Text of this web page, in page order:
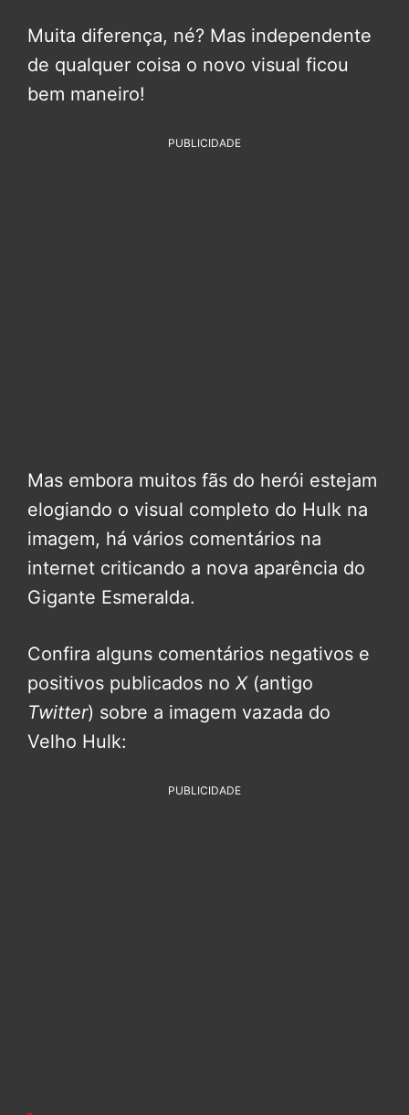
Muita diferença, né? Mas independente
de qualquer coisa o novo visual ficou
bem maneiro!
PUBLICIDADE
Mas embora muitos fãs do herói estejam
elogiando o visual completo do Hulk na
imagem, há vários comentários na
internet criticando a nova aparência do
Gigante Esmeralda.
Confira alguns comentários negativos e
positivos publicados no X(antigo
Twitter) sobre a imagem vazada do
Velho Hulk:
PUBLICIDADE